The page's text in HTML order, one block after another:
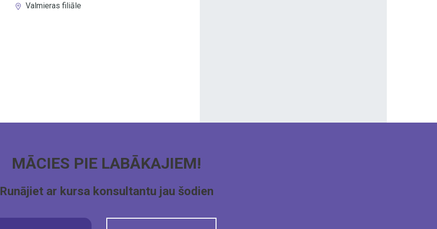
Valmieras filiāle
MĀCIES PIE LABĀKAJIEM!
Runājiet ar kursa konsultantu jau šodien